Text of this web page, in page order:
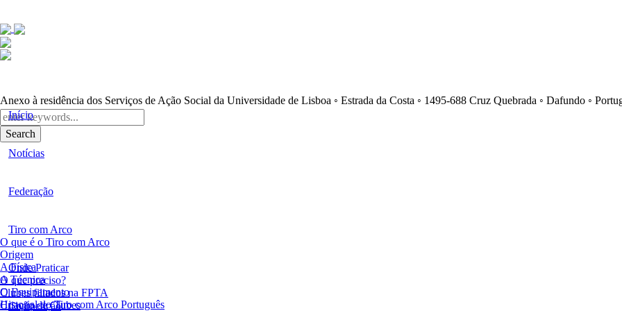
Anexo à residência dos Serviços de Ação Social da Universidade de Lisboa ◦ Estrada da Costa ◦ 1495-688 Cruz Quebrada ◦ Dafundo ◦
Search
Início
Notícias
Federação
Tiro com Arco
O que é o Tiro com Arco
Origem
A Física
A Técnica
O Equipamento
Historial do Tiro com Arco Português
Onde Praticar
O que preciso?
Clubes filiados na FPTA
Criação de Clubes
Competição